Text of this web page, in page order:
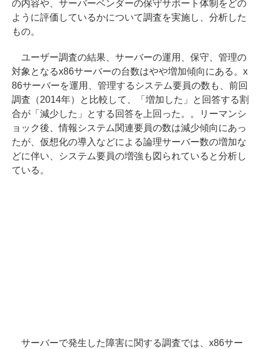
の内容や、サーバーベンダーの保守サポート体制をどの
ように評価しているかについて調査を実施し、分析した
もの。
ユーザー調査の結果、サーバーの運用、保守、管理の
対象となるx86サーバーの台数はやや増加傾向にある。x
86サーバーを運用、管理するシステム要員の数も、前回
調査（2014年）と比較して、「増加した」と回答する割
合が「減少した」とする回答を上回った。。リーマンシ
ョック後、情報システム関連要員の数は減少傾向にあっ
たが、仮想化の導入などによる論理サーバー数の増加な
どに伴い、システム要員の増強も図られていると分析し
ている。
サーバーで発生した障害に関する調査では、x86サー